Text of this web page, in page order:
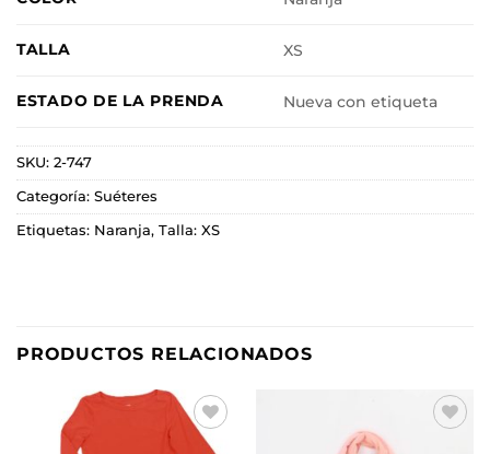
TALLA XS
ESTADO DE LA PRENDA Nueva con etiqueta
SKU: 2-747
Categoría: Suéteres
Etiquetas: Naranja, Talla: XS
PRODUCTOS RELACIONADOS
Añadir